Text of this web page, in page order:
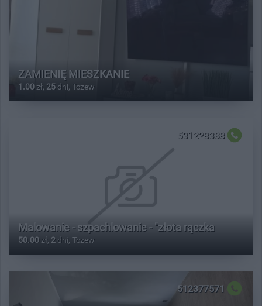
ZAMIENIĘ MIESZKANIE
1.00 zł, 25 dni, Tczew
531228388
Malowanie - szpachlowanie - "złota rączka
50.00 zł, 2 dni, Tczew
512377571